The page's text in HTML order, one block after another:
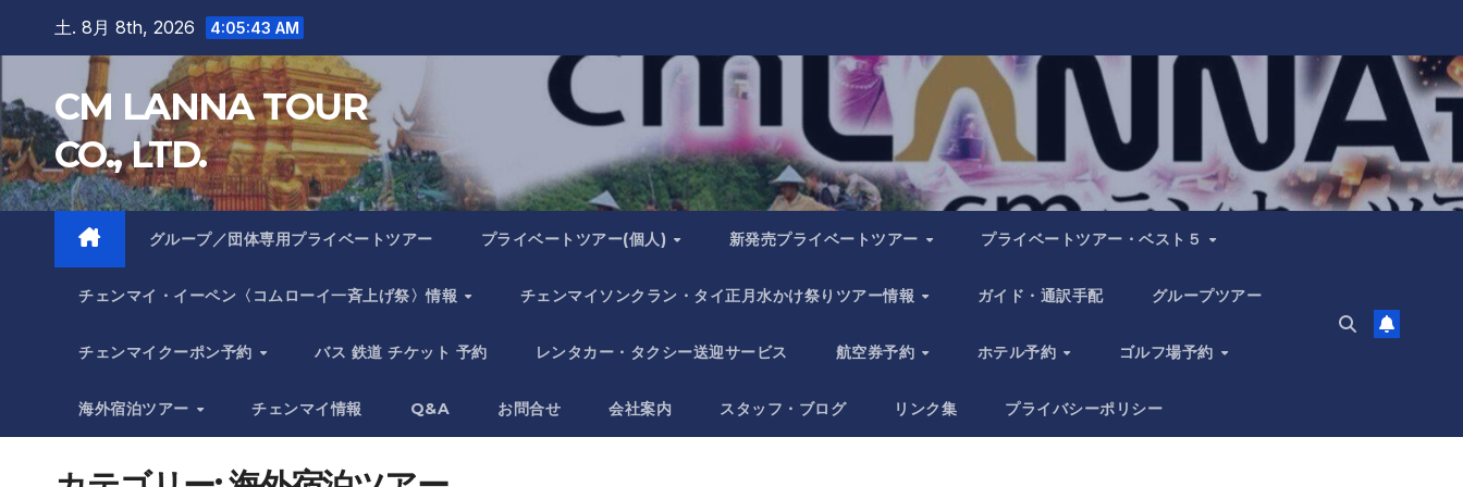
土. 8月 8th, 2026 4:05:43 AM
CM LANNA TOUR
CO., LTD.
グループ／団体専用プライベートツアー プライベートツアー(個人) 新発売プライベートツアー プライベートツアー・ベスト５
チェンマイ・イーペン〈コムローイ一斉上げ祭〉情報 チェンマイソンクラン・タイ正月水かけ祭りツアー情報 ガイド・通訳手配 グループツアー
チェンマイクーポン予約 バス 鉄道 チケット 予約 レンタカー・タクシー送迎サービス 航空券予約 ホテル予約 ゴルフ場予約
海外宿泊ツアー チェンマイ情報 Q&A お問合せ 会社案内 スタッフ・ブログ リンク集 プライバシーポリシー